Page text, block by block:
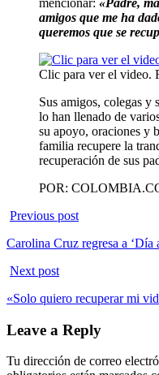
amigos que me ha
queremos que se
Clic para ver el video.
Sus amigos, colegas y
lo han llenado de
su apoyo, oraciones y
familia recupere la
recuperación de sus
POR:
Previous post
Carolina Cruz regresa a
Next post
«Solo quiero recuperar mi
Leave a Reply
Tu dirección de correo